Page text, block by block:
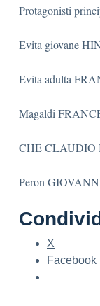
Protagonisti
Evita giovane
Evita adulta
Magaldi
CHE CLAUDIO
Peron
X
Facebook